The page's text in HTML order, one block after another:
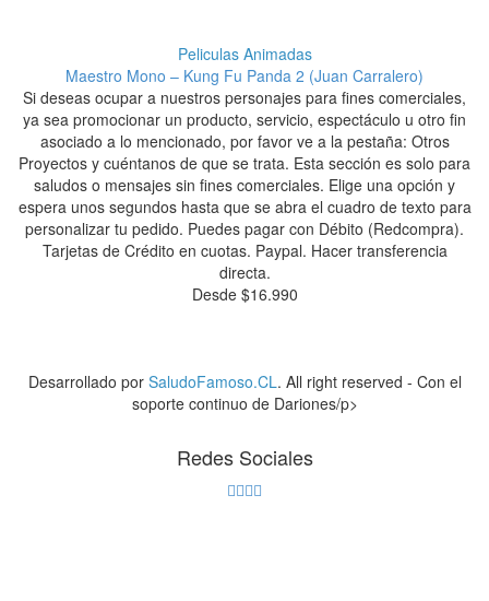
Peliculas Animadas
Maestro Mono – Kung Fu Panda 2 (Juan Carralero)
Si deseas ocupar a nuestros personajes para fines comerciales,
ya sea promocionar un producto, servicio, espectáculo u otro fin
asociado a lo mencionado, por favor ve a la pestaña: Otros
Proyectos y cuéntanos de que se trata. Esta sección es solo para
saludos o mensajes sin fines comerciales. Elige una opción y
espera unos segundos hasta que se abra el cuadro de texto para
personalizar tu pedido. Puedes pagar con Débito (Redcompra).
Tarjetas de Crédito en cuotas. Paypal. Hacer transferencia
directa.
Desde $16.990
Desarrollado por SaludoFamoso.CL. All right reserved - Con el
soporte continuo de Dariones/p>
Redes Sociales